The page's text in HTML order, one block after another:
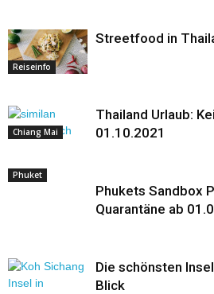
Reiseinfo
Streetfood in
Chiang Mai
Thailand Urlaub:
01.10.2021
Phuket
Phukets Sandbox
Quarantäne ab
Die schönsten
Blick